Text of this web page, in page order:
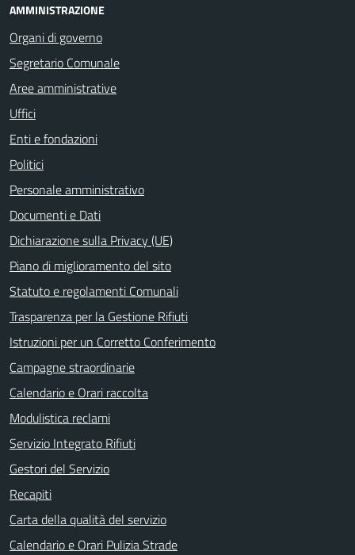
AMMINISTRAZIONE
Organi di governo
Segretario Comunale
Aree amministrative
Uffici
Enti e fondazioni
Politici
Personale amministrativo
Documenti e Dati
Dichiarazione sulla Privacy (UE)
Piano di miglioramento del sito
Statuto e regolamenti Comunali
Trasparenza per la Gestione Rifiuti
Istruzioni per un Corretto Conferimento
Campagne straordinarie
Calendario e Orari raccolta
Modulistica reclami
Servizio Integrato Rifiuti
Gestori del Servizio
Recapiti
Carta della qualità del servizio
Calendario e Orari Pulizia Strade